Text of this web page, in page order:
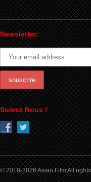
Newsletter:
Suivez Nous !
© 2018-2026 Asian Film All